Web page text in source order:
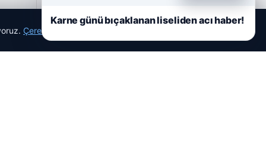
Çerez Politikamız
Karne günü bıçaklanan liseliden acı haber!